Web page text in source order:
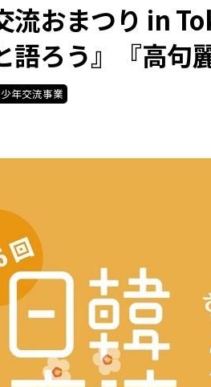
流おまつり in
語ろう』『高
年交流事業